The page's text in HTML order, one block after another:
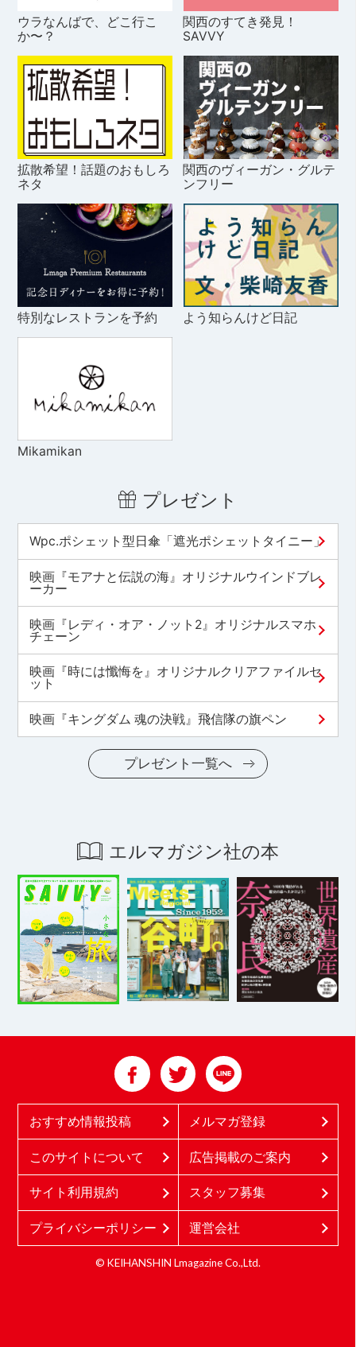
ウラなんばで、どこ行こ
か〜？
関西のすてき発見！
SAVVY
拡散希望！話題のおもしろ
ネタ
関西のヴィーガン・グルテ
ンフリー
特別なレストランを予約 よう知らんけど日記
Mikamikan
プレゼント
Wpc.ポシェット型日傘「遮光ポシェットタイニー」
映画『モアナと伝説の海』オリジナルウインドブレ
ーカー
映画『レディ・オア・ノット2』オリジナルスマホ
チェーン
映画『時には懺悔を』オリジナルクリアファイルセ
ット
映画『キングダム 魂の決戦』飛信隊の旗ペン
プレゼント一覧へ
エルマガジン社の本
おすすめ情報投稿 メルマガ登録
このサイトについて 広告掲載のご案内
サイト利用規約 スタッフ募集
プライバシーポリシー 運営会社
© KEIHANSHIN Lmagazine Co.,Ltd.